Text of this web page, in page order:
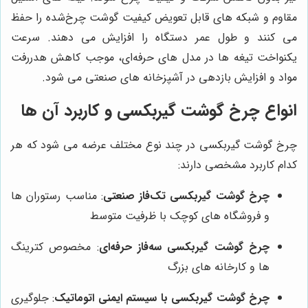
مقاوم و شبکه‌ های قابل تعویض کیفیت گوشت چرخ‌شده را حفظ
می کنند و طول عمر دستگاه را افزایش می دهند. سرعت
یکنواخت تیغه‌ ها در مدل‌ های حرفه‌ای، موجب کاهش هدررفت
مواد و افزایش بازدهی در آشپزخانه‌ های صنعتی می شود.
انواع چرخ گوشت گیربکسی و کاربرد آن‌ ها
چرخ گوشت گیربکسی در چند نوع مختلف عرضه می شود که هر
کدام کاربرد مشخصی دارند:
چرخ گوشت گیربکسی تک‌فاز صنعتی: مناسب رستوران‌ ها
و فروشگاه‌ های کوچک با ظرفیت متوسط
چرخ گوشت گیربکسی سه‌فاز حرفه‌ای: مخصوص کترینگ‌
ها و کارخانه‌ های بزرگ
چرخ گوشت گیربکسی با سیستم ایمنی اتوماتیک: جلوگیری